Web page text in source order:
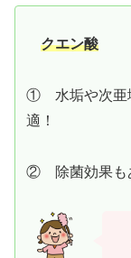
クエン酸
① 水垢や次亜
適！
② 除菌効果も